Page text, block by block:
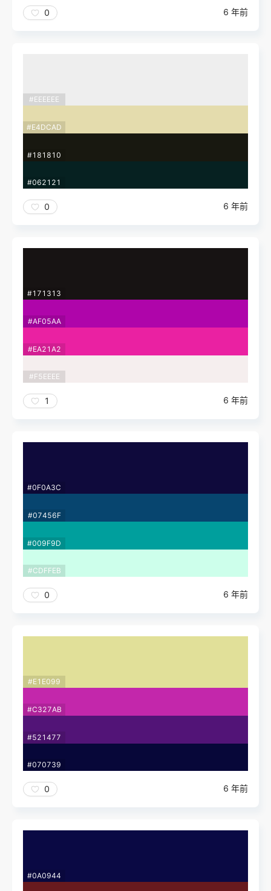
0 6 年前
#EEEEEE
#E4DCAD
#181810
#062121
0 6 年前
#171313
#AF05AA
#EA21A2
#F5EEEE
1 6 年前
#0F0A3C
#07456F
#009F9D
#CDFFEB
0 6 年前
#E1E099
#C327AB
#521477
#070739
0 6 年前
#0A0944